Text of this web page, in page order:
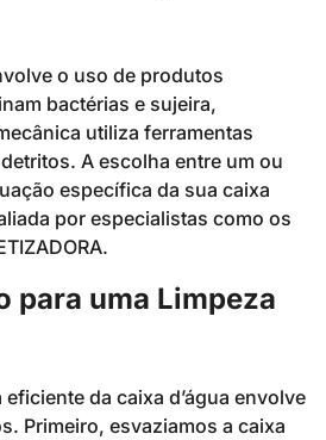
o uso de produtos
bactérias e sujeira,
utiliza ferramentas
A escolha entre um ou
específica da sua caixa
por especialistas como os
para uma Limpeza
da caixa d’água envolve
Primeiro, esvaziamos a caixa